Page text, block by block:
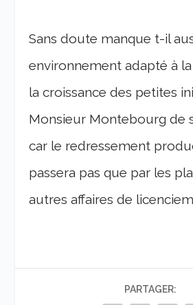
Sans doute manque t-il
environnement adapté à
la croissance des petites
Monsieur Montebourg de
car le redressement
passera pas que par les
autres affaires de
PARTAGER: